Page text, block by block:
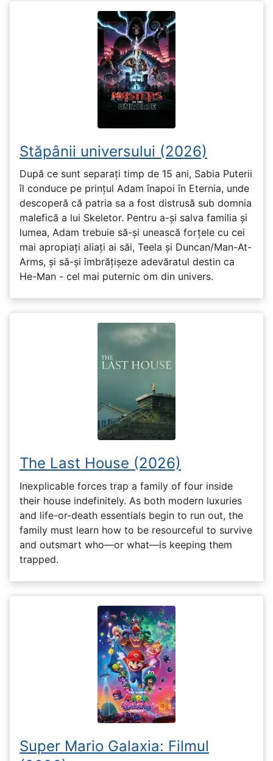
Stăpânii universului (2026)
După ce sunt separați timp de 15 ani, Sabia Puterii
îl conduce pe prințul Adam înapoi în Eternia, unde
descoperă că patria sa a fost distrusă sub domnia
malefică a lui Skeletor. Pentru a-și salva familia și
lumea, Adam trebuie să-și unească forțele cu cei
mai apropiați aliați ai săi, Teela și Duncan/Man-At-
Arms, și să-și îmbrățișeze adevăratul destin ca
He-Man - cel mai puternic om din univers.
The Last House (2026)
Inexplicable forces trap a family of four inside
their house indefinitely. As both modern luxuries
and life-or-death essentials begin to run out, the
family must learn how to be resourceful to survive
and outsmart who—or what—is keeping them
trapped.
Super Mario Galaxia: Filmul